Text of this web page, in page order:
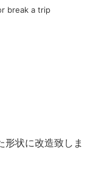
break a trip
形状に改造致しま